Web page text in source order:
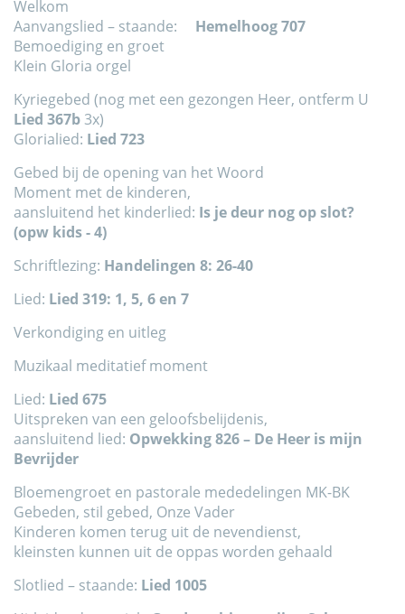
Welkom
Aanvangslied – staande: Hemelhoog 707
Bemoediging en groet
Klein Gloria orgel
Kyriegebed (nog met een gezongen Heer, ontferm U
Lied 367b 3x)
Glorialied: Lied 723
Gebed bij de opening van het Woord
Moment met de kinderen,
aansluitend het kinderlied: Is je deur nog op slot?
(opw kids - 4)
Schriftlezing: Handelingen 8: 26-40
Lied: Lied 319: 1, 5, 6 en 7
Verkondiging en uitleg
Muzikaal meditatief moment
Lied: Lied 675
Uitspreken van een geloofsbelijdenis,
aansluitend lied: Opwekking 826 – De Heer is mijn
Bevrijder
Bloemengroet en pastorale mededelingen MK-BK
Gebeden, stil gebed, Onze Vader
Kinderen komen terug uit de nevendienst,
kleinsten kunnen uit de oppas worden gehaald
Slotlied – staande: Lied 1005